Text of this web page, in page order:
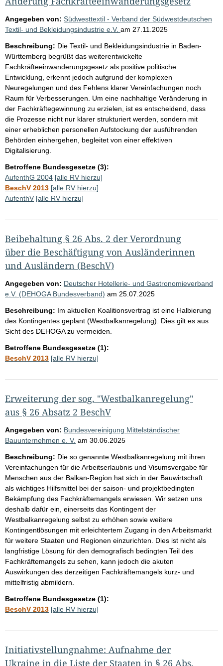
Angegeben von: Südwesttextil - Verband der Südwestdeutschen
Textil- und Bekleidungsindustrie e.V. am 27.11.2025
Beschreibung: Die Textil- und Bekleidungsindustrie in Baden-
Württemberg begrüßt das weiterentwickelte
Fachkräfteeinwanderungsgesetz als positive politische
Entwicklung, erkennt jedoch aufgrund der komplexen
Neuregelungen und des Fehlens klarer Vereinfachungen noch
Raum für Verbesserungen. Um eine nachhaltige Veränderung in
der Fachkräftegewinnung zu erzielen, ist es entscheidend, dass
die Prozesse nicht nur klarer strukturiert werden, sondern mit
einer erheblichen personellen Aufstockung der ausführenden
Behörden einhergehen, begleitet von einer effektiven
Digitalisierung.
Betroffene Bundesgesetze (3):
AufenthG 2004 [alle RV hierzu]
BeschV 2013 [alle RV hierzu]
AufenthV [alle RV hierzu]
Beibehaltung § 26 Abs. 2 der Verordnung
über die Beschäftigung von Ausländerinnen
und Ausländern (BeschV)
Angegeben von: Deutscher Hotellerie- und Gastronomieverband
e.V. (DEHOGA Bundesverband) am 25.07.2025
Beschreibung: Im aktuellen Koalitionsvertrag ist eine Halbierung
des Kontingentes geplant (Westbalkanregelung). Dies gilt es aus
Sicht des DEHOGA zu vermeiden.
Betroffene Bundesgesetze (1):
BeschV 2013 [alle RV hierzu]
Erweiterung der sog. "Westbalkanregelung"
aus § 26 Absatz 2 BeschV
Angegeben von: Bundesvereinigung Mittelständischer
Bauunternehmen e. V. am 30.06.2025
Beschreibung: Die so genannte Westbalkanregelung mit ihren
Vereinfachungen für die Arbeitserlaubnis und Visumsvergabe für
Menschen aus der Balkan-Region hat sich in der Bauwirtschaft
als wichtiges Hilfsmittel bei der saison- und projektbedingten
Bekämpfung des Fachkräftemangels erwiesen. Wir setzen uns
deshalb dafür ein, einerseits das Kontingent der
Westbalkanregelung selbst zu erhöhen sowie weitere
Kontingentlösungen mit erleichtertem Zugang in den Arbeitsmarkt
für weitere Staaten und Regionen einzurichten. Dies ist nicht als
langfristige Lösung für den demografisch bedingten Teil des
Fachkräftemangels zu sehen, kann jedoch die akuten
Auswirkungen des derzeitigen Fachkräftemangels kurz- und
mittelfristig abmildern.
Betroffene Bundesgesetze (1):
BeschV 2013 [alle RV hierzu]
Initiativstellungnahme: Aufnahme der
Ukraine in die Liste der Staaten in § 26 Abs.